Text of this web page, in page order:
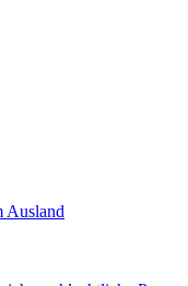
Ausland